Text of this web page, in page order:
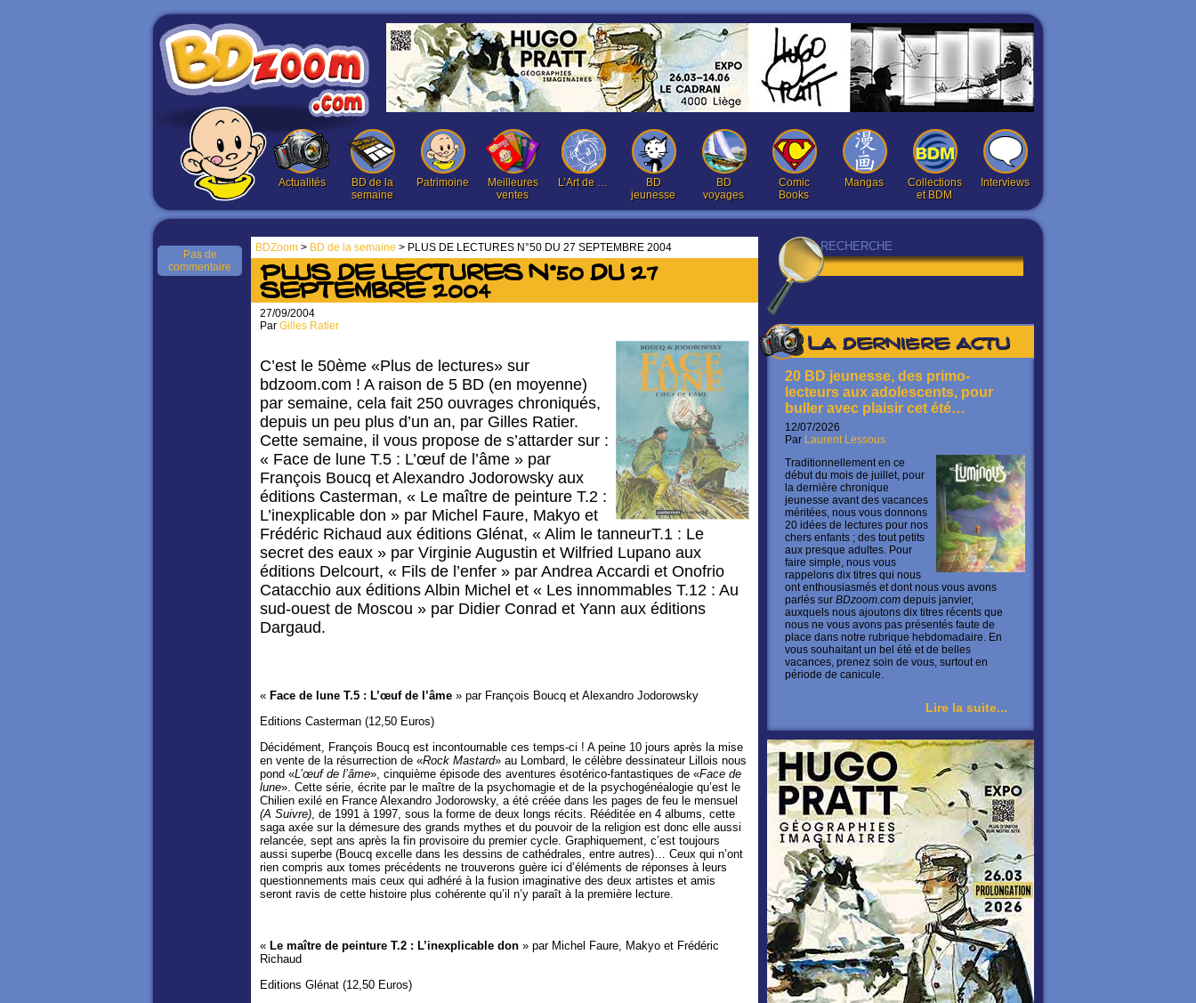
Actualités
BD de la
semaine
Patrimoine
Meilleures
ventes
L’Art de …
BD
jeunesse
BD
voyages
Comic
Books
Mangas
Collections
et BDM
Interviews
La dernière actu
20 BD jeunesse, des primo-
lecteurs aux adolescents, pour
buller avec plaisir cet été…
12/07/2026
Par Laurent Lessous
Traditionnellement en ce
début du mois de juillet, pour
la dernière chronique
jeunesse avant des vacances
méritées, nous vous donnons
20 idées de lectures pour nos
chers enfants ; des tout petits
aux presque adultes. Pour
faire simple, nous vous
rappelons dix titres qui nous
ont enthousiasmés et dont nous vous avons
parlés sur BDzoom.com depuis janvier,
auxquels nous ajoutons dix titres récents que
nous ne vous avons pas présentés faute de
place dans notre rubrique hebdomadaire. En
vous souhaitant un bel été et de belles
vacances, prenez soin de vous, surtout en
période de canicule.
Lire la suite...
BDZoom > BD de la semaine > PLUS DE LECTURES N°50 DU 27 SEPTEMBRE 2004
Pas de
commentaire
PLUS DE LECTURES N°50 DU 27
SEPTEMBRE 2004
27/09/2004
Par Gilles Ratier
C’est le 50ème «Plus de lectures» sur
bdzoom.com ! A raison de 5 BD (en moyenne)
par semaine, cela fait 250 ouvrages chroniqués,
depuis un peu plus d’un an, par Gilles Ratier.
Cette semaine, il vous propose de s’attarder sur :
« Face de lune T.5 : L’œuf de l’âme » par
François Boucq et Alexandro Jodorowsky aux
éditions Casterman, « Le maître de peinture T.2 :
L’inexplicable don » par Michel Faure, Makyo et
Frédéric Richaud aux éditions Glénat, « Alim le tanneurT.1 : Le
secret des eaux » par Virginie Augustin et Wilfried Lupano aux
éditions Delcourt, « Fils de l’enfer » par Andrea Accardi et Onofrio
Catacchio aux éditions Albin Michel et « Les innommables T.12 : Au
sud-ouest de Moscou » par Didier Conrad et Yann aux éditions
Dargaud.
« Face de lune T.5 : L’œuf de l’âme » par François Boucq et Alexandro Jodorowsky
Editions Casterman (12,50 Euros)
Décidément, François Boucq est incontournable ces temps-ci ! A peine 10 jours après la mise
en vente de la résurrection de «Rock Mastard» au Lombard, le célèbre dessinateur Lillois nous
pond «L’œuf de l’âme», cinquième épisode des aventures ésotérico-fantastiques de «Face de
lune». Cette série, écrite par le maître de la psychomagie et de la psychogénéalogie qu’est le
Chilien exilé en France Alexandro Jodorowsky, a été créée dans les pages de feu le mensuel
(A Suivre), de 1991 à 1997, sous la forme de deux longs récits. Rééditée en 4 albums, cette
saga axée sur la démesure des grands mythes et du pouvoir de la religion est donc elle aussi
relancée, sept ans après la fin provisoire du premier cycle. Graphiquement, c’est toujours
aussi superbe (Boucq excelle dans les dessins de cathédrales, entre autres)… Ceux qui n’ont
rien compris aux tomes précédents ne trouverons guère ici d’éléments de réponses à leurs
questionnements mais ceux qui adhéré à la fusion imaginative des deux artistes et amis
seront ravis de cette histoire plus cohérente qu’il n’y paraît à la première lecture.
« Le maître de peinture T.2 : L’inexplicable don » par Michel Faure, Makyo et Frédéric
Richaud
Editions Glénat (12,50 Euros)